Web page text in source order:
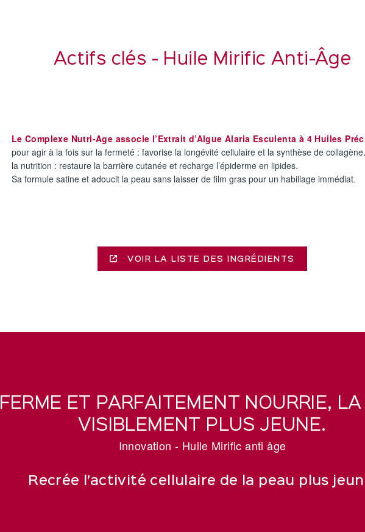
Actifs clés - Huile Mirific Anti-Âge
Le Complexe Nutri-Age associe l’Extrait d’Algue Alaria Esculenta à 4 Huiles
pour agir à la fois sur la fermeté : favorise la longévité cellulaire et la synthèse de collagène.
la nutrition : restaure la barrière cutanée et recharge l’épiderme en lipides.
Sa formule satine et adoucit la peau sans laisser de film gras pour un habillage immédiat.
VOIR LA LISTE DES INGRÉDIENTS
ET PARFAITEMENT NOURRIE, LA
VISIBLEMENT PLUS JEUNE.
Innovation - Huile Mirific anti âge
Recrée l’activité cellulaire de la peau plus